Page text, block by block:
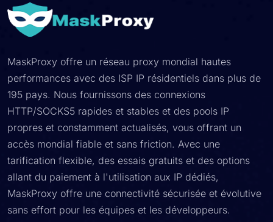
MaskProxy offre un réseau proxy mondial hautes
performances avec des ISP IP résidentiels dans plus de
195 pays. Nous fournissons des connexions
HTTP/SOCKS5 rapides et stables et des pools IP
propres et constamment actualisés, vous offrant un
accès mondial fiable et sans friction. Avec une
tarification flexible, des essais gratuits et des options
allant du paiement à l'utilisation aux IP dédiés,
MaskProxy offre une connectivité sécurisée et évolutive
sans effort pour les équipes et les développeurs.